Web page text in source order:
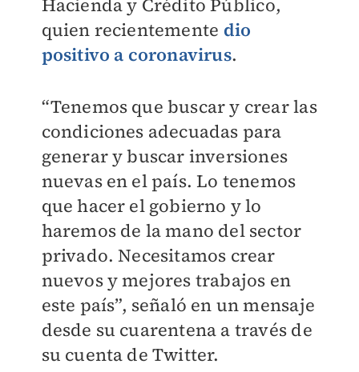
Hacienda y Crédito Público,
quien recientemente dio
positivo a coronavirus.
“Tenemos que buscar y crear las
condiciones adecuadas para
generar y buscar inversiones
nuevas en el país. Lo tenemos
que hacer el gobierno y lo
haremos de la mano del sector
privado. Necesitamos crear
nuevos y mejores trabajos en
este país”, señaló en un mensaje
desde su cuarentena a través de
su cuenta de Twitter.